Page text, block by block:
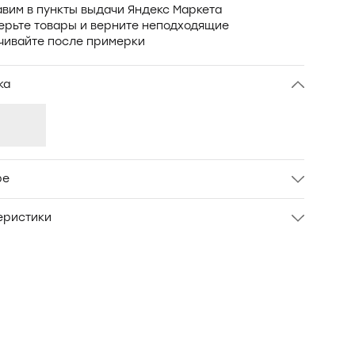
в пункты выдачи Яндекс Маркета
товары и верните неподходящие
после примерки
оверсайз свободного кроя. Ткань - плотный
из американского хлопка PENYE COMPACT